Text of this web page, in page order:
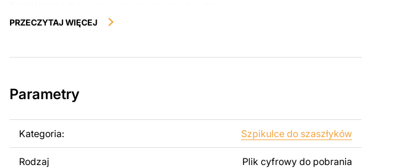
zostały zaprojektowane z myślą o nowoczesnej estetyce i łatwym montażu, aby
Można używać tych plików do tworzenia gotowych produktów zarówno do
odsprzedaż lub udostępnianie oryginalnych bądź zmodyfikowanych plików jest
surowo zabronione.
PRZECZYTAJ WIĘCEJ
Parametry
Kategoria: Szpikulce do szaszłyków
Rodzaj Plik cyfrowy do pobrania